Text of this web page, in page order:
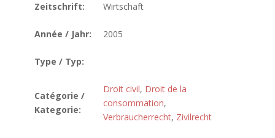
Zeitschrift:
Wirtschaft
Année / Jahr: 2005
Type / Typ:
Catégorie /
Kategorie:
Droit civil, Droit de la
consommation,
Verbraucherrecht, Zivilrecht